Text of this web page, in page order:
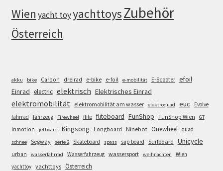
Wien yacht toyyachttoysZubehör
Österreich
akku bike Carbon dreirad e-bike e-foil e-mobilität E-Scooter efoil
Einrad electric elektrisch Elektrisches Einrad
elektromobilität elektromobilität am wasser elektroquad euc
Evolve
fahrrad
fahrzeug Firewheel flite fliteboard FunShop FunShop Wien GT
Inmotion jetboard Kingsong Longboard Ninebot Onewheel quad
schnee Segway serie 2 Skateboard spass sup board Surfboard Unicycle
urban wasserfahrrad Wasserfahrzeug wassersport weihnachten
Wien
yachttoy yachttoys Österreich